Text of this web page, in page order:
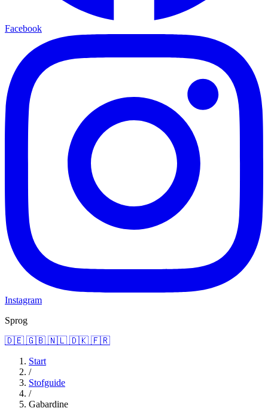
Facebook
Instagram
Sprog
🇩🇪 🇬🇧 🇳🇱 🇩🇰 🇫🇷
Start
/
Stofguide
/
Gabardine